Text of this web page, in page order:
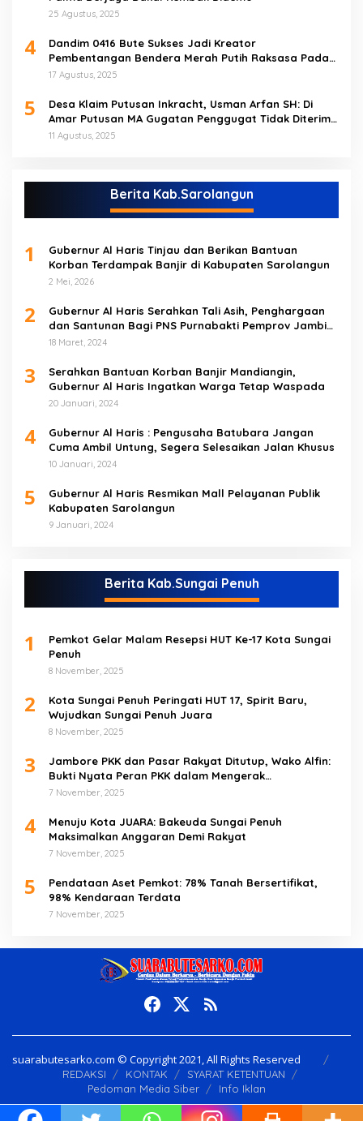
25 Agustus, 2025
4
Dandim 0416 Bute Sukses Jadi Kreator
Pembentangan Bendera Merah Putih Raksasa Pada
Peringatan HUT RI ke 80 di Tebo
17 Agustus, 2025
5
Desa Klaim Putusan Inkracht, Usman Arfan SH: Di
Amar Putusan MA Gugatan Penggugat Tidak Diterima
(NO)
11 Agustus, 2025
Berita Kab.Sarolangun
1
Gubernur Al Haris Tinjau dan Berikan Bantuan
Korban Terdampak Banjir di Kabupaten Sarolangun
2 Mei, 2026
2
Gubernur Al Haris Serahkan Tali Asih, Penghargaan
dan Santunan Bagi PNS Purnabakti Pemprov Jambi
Yang Berada di Sarolangun
18 Maret, 2024
3
Serahkan Bantuan Korban Banjir Mandiangin,
Gubernur Al Haris Ingatkan Warga Tetap Waspada
20 Januari, 2024
4
Gubernur Al Haris : Pengusaha Batubara Jangan
Cuma Ambil Untung, Segera Selesaikan Jalan Khusus
10 Januari, 2024
5
Gubernur Al Haris Resmikan Mall Pelayanan Publik
Kabupaten Sarolangun
9 Januari, 2024
Berita Kab.Sungai Penuh
1
Pemkot Gelar Malam Resepsi HUT Ke-17 Kota Sungai
Penuh
8 November, 2025
2
Kota Sungai Penuh Peringati HUT 17, Spirit Baru,
Wujudkan Sungai Penuh Juara
8 November, 2025
3
Jambore PKK dan Pasar Rakyat Ditutup, Wako Alfin:
Bukti Nyata Peran PKK dalam Mengerak
Perekonomian Masyarakat
7 November, 2025
4
Menuju Kota JUARA: Bakeuda Sungai Penuh
Maksimalkan Anggaran Demi Rakyat
7 November, 2025
5
Pendataan Aset Pemkot: 78% Tanah Bersertifikat,
98% Kendaraan Terdata
7 November, 2025
suarabutesarko.com © Copyright 2021, All Rights Reserved
REDAKSI KONTAK
SYARAT KETENTUAN
Pedoman Media Siber
Info Iklan